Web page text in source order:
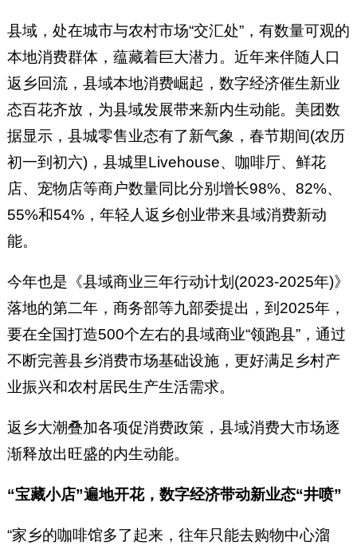
县域，处在城市与农村市场“交汇处”，有数量可观的
本地消费群体，蕴藏着巨大潜力。近年来伴随人口
返乡回流，县域本地消费崛起，数字经济催生新业
态百花齐放，为县域发展带来新内生动能。美团数
据显示，县城零售业态有了新气象，春节期间(农历
初一到初六)，县城里Livehouse、咖啡厅、鲜花
店、宠物店等商户数量同比分别增长98%、82%、
55%和54%，年轻人返乡创业带来县域消费新动
能。
今年也是《县域商业三年行动计划(2023-2025年)》
落地的第二年，商务部等九部委提出，到2025年，
要在全国打造500个左右的县域商业“领跑县”，通过
不断完善县乡消费市场基础设施，更好满足乡村产
业振兴和农村居民生产生活需求。
返乡大潮叠加各项促消费政策，县域消费大市场逐
渐释放出旺盛的内生动能。
“宝藏小店”遍地开花，数字经济带动新业态“井喷”
“家乡的咖啡馆多了起来，往年只能去购物中心溜